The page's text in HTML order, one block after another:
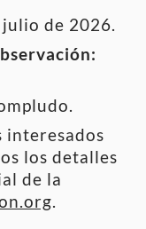
de 2026.
interesados
los detalles
de la
.